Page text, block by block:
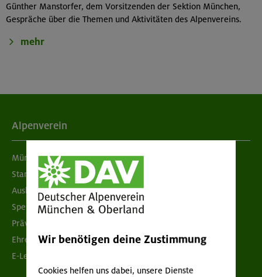
Günther Manstorfer, dem Vorsitzenden der Sektion München,
Gespräche über die Themen und Aktivitäten des Alpenvereins.
mehr
Alpenverein
München & Oberland
Standorte
Ausbildung & Jobs
Spenden
Prävention sexualisierter Gewalt
Ehrenamtsbörse
E-Learning
Wir benötigen deine Zustimmung
Cookies helfen uns dabei, unsere Dienste